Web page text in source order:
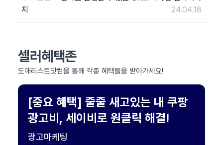
지
24.04.18
셀러혜택존
도매리스트닷컴을 통해 각종 혜택들을 받아가세요!
[중요 혜택] 줄줄 새고있는 내 쿠팡
광고비, 세이비로 원클릭 해결!
광고마케팅